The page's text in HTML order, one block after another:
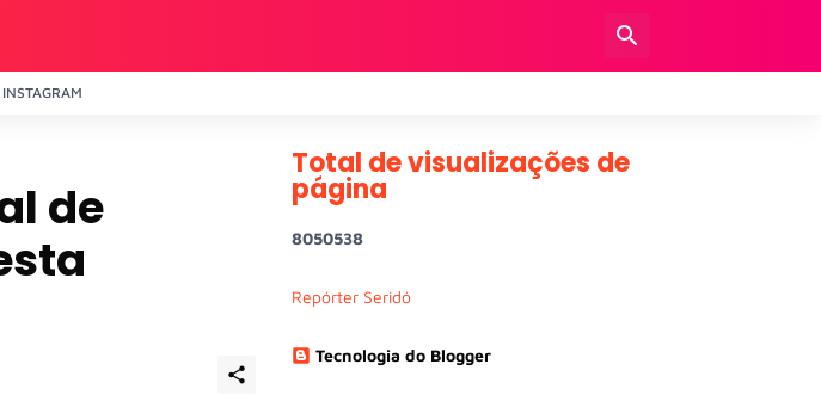
INSTAGRAM
de
Total de visualizações de
página
8050538
Repórter Seridó
Tecnologia do Blogger